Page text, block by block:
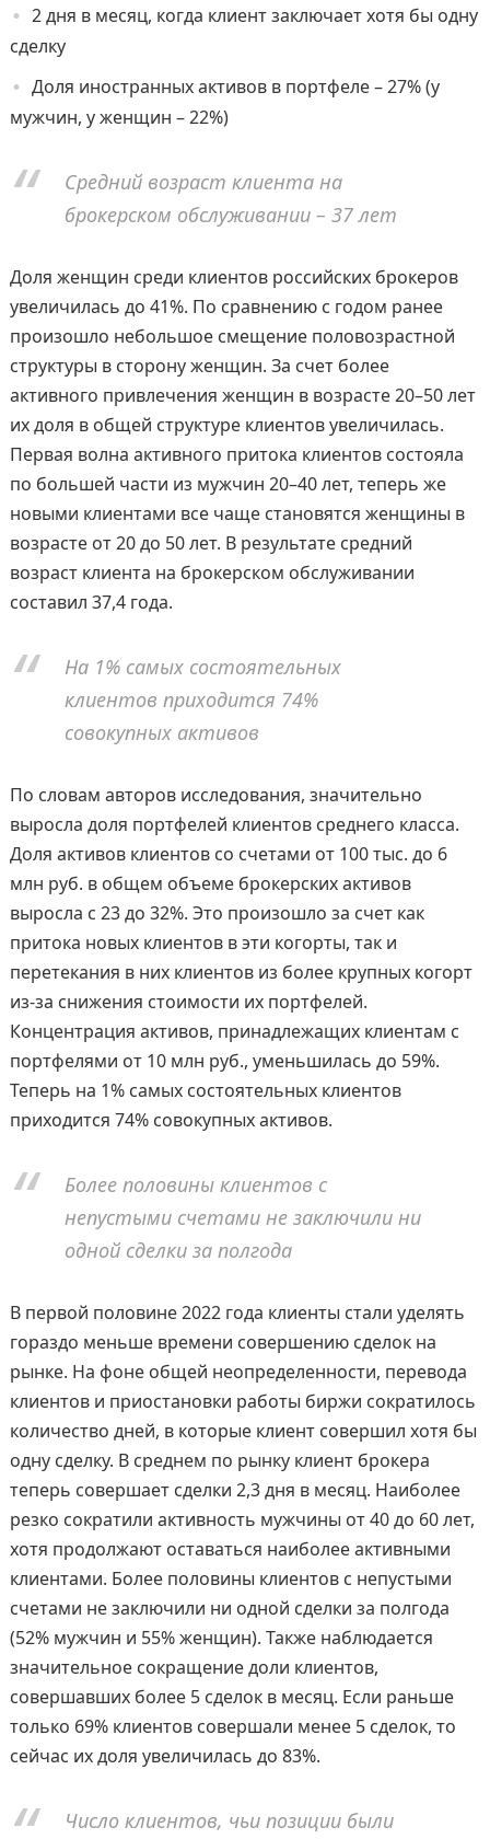
2 дня в месяц, когда клиент заключает хотя бы одну
сделку
Доля иностранных активов в портфеле – 27% (у
мужчин, у женщин – 22%)
Средний возраст клиента на
брокерском обслуживании – 37 лет
Доля женщин среди клиентов российских брокеров
увеличилась до 41%. По сравнению с годом ранее
произошло небольшое смещение половозрастной
структуры в сторону женщин. За счет более
активного привлечения женщин в возрасте 20–50 лет
их доля в общей структуре клиентов увеличилась.
Первая волна активного притока клиентов состояла
по большей части из мужчин 20–40 лет, теперь же
новыми клиентами все чаще становятся женщины в
возрасте от 20 до 50 лет. В результате средний
возраст клиента на брокерском обслуживании
составил 37,4 года.
На 1% самых состоятельных
клиентов приходится 74%
совокупных активов
По словам авторов исследования, значительно
выросла доля портфелей клиентов среднего класса.
Доля активов клиентов со счетами от 100 тыс. до 6
млн руб. в общем объеме брокерских активов
выросла с 23 до 32%. Это произошло за счет как
притока новых клиентов в эти когорты, так и
перетекания в них клиентов из более крупных когорт
из-за снижения стоимости их портфелей.
Концентрация активов, принадлежащих клиентам с
портфелями от 10 млн руб., уменьшилась до 59%.
Теперь на 1% самых состоятельных клиентов
приходится 74% совокупных активов.
Более половины клиентов с
непустыми счетами не заключили ни
одной сделки за полгода
В первой половине 2022 года клиенты стали уделять
гораздо меньше времени совершению сделок на
рынке. На фоне общей неопределенности, перевода
клиентов и приостановки работы биржи сократилось
количество дней, в которые клиент совершил хотя бы
одну сделку. В среднем по рынку клиент брокера
теперь совершает сделки 2,3 дня в месяц. Наиболее
резко сократили активность мужчины от 40 до 60 лет,
хотя продолжают оставаться наиболее активными
клиентами. Более половины клиентов с непустыми
счетами не заключили ни одной сделки за полгода
(52% мужчин и 55% женщин). Также наблюдается
значительное сокращение доли клиентов,
совершавших более 5 сделок в месяц. Если раньше
только 69% клиентов совершали менее 5 сделок, то
сейчас их доля увеличилась до 83%.
Число клиентов, чьи позиции были